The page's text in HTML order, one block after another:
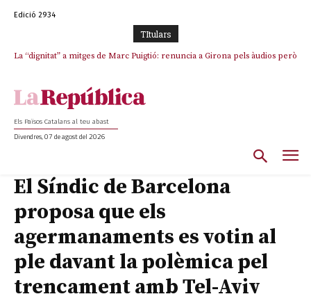
Edició 2934
TItulars
La “dignitat” a mitges de Marc Puigtió: renuncia a Girona pels àudios però
Els Països Catalans al teu abast
Divendres, 07 de agost del 2026
El Síndic de Barcelona
proposa que els
agermanaments es votin al
ple davant la polèmica pel
trencament amb Tel-Aviv